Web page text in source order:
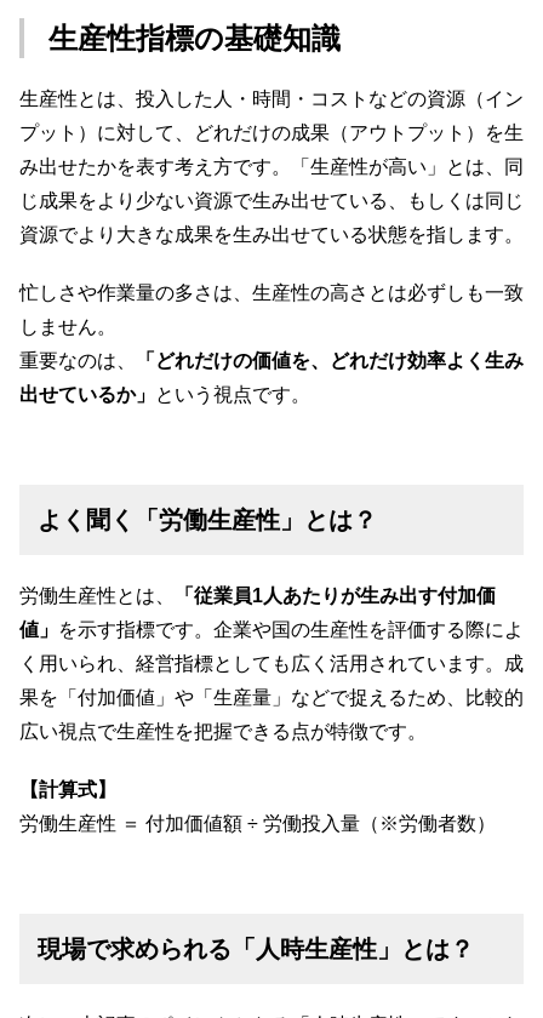
生産性指標の基礎知識
生産性とは、投入した人・時間・コストなどの資源（イン
プット）に対して、どれだけの成果（アウトプット）を生
み出せたかを表す考え方です。「生産性が高い」とは、同
じ成果をより少ない資源で生み出せている、もしくは同じ
資源でより大きな成果を生み出せている状態を指します。
忙しさや作業量の多さは、生産性の高さとは必ずしも一致
しません。
重要なのは、
「どれだけの価値を、どれだけ効率よく生み
出せているか」 という視点です。
よく聞く「労働生産性」とは？
労働生産性とは、
「従業員1人あたりが生み出す付加価
値」 を示す指標です。企業や国の生産性を評価する際によ
く用いられ、経営指標としても広く活用されています。成
果を「付加価値」や「生産量」などで捉えるため、比較的
広い視点で生産性を把握できる点が特徴です。
【計算式】
労働生産性 ＝ 付加価値額 ÷ 労働投入量（※労働者数）
現場で求められる「人時生産性」とは？